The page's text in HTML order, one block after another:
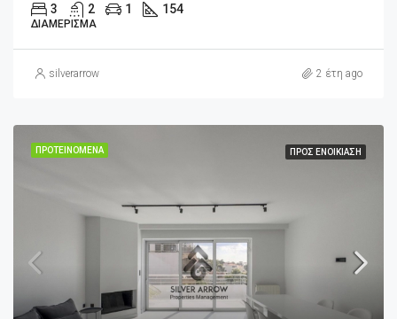
3 2 1 154
ΔΙΑΜΈΡΙΣΜΑ
silverarrow 2 έτη ago
ΠΡΟΤΕΙΝΌΜΕΝΑ ΠΡΟΣ ΕΝΟΙΚΊΑΣΗ